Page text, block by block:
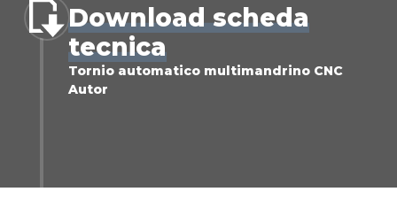
Download scheda
tecnica
Tornio automatico multimandrino CNC
Autor